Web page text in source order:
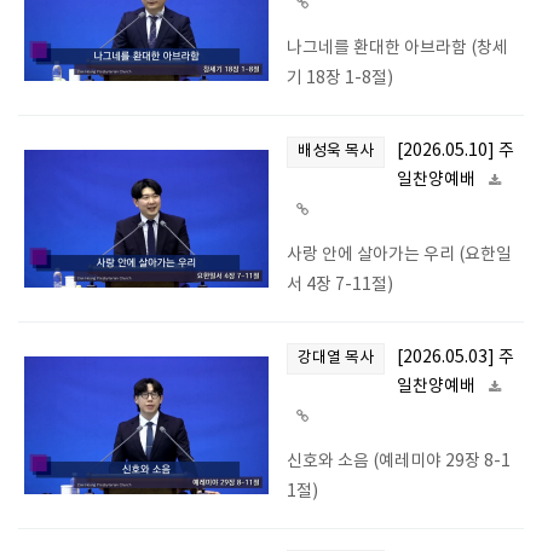
나그네를 환대한 아브라함 (창세
기 18장 1-8절)
배성욱 목사
[2026.05.10] 주
일찬양예배
사랑 안에 살아가는 우리 (요한일
서 4장 7-11절)
강대열 목사
[2026.05.03] 주
일찬양예배
신호와 소음 (예레미야 29장 8-1
1절)